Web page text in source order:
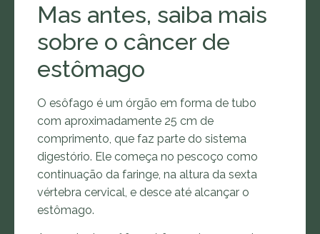
Mas antes, saiba mais
sobre o câncer de
estômago
O esôfago é um órgão em forma de tubo
com aproximadamente 25 cm de
comprimento, que faz parte do sistema
digestório. Ele começa no pescoço como
continuação da faringe, na altura da sexta
vértebra cervical, e desce até alcançar o
estômago.